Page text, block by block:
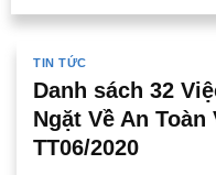
TIN TỨC
Danh sách 32
Ngặt Về An
TT06/2020